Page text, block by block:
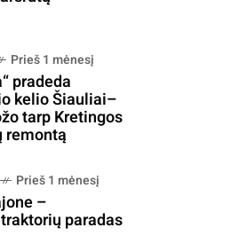
Prieš 1 mėnesį
pradeda
kelio Šiauliai–
tarp Kretingos
remontą
Prieš 1 mėnesį
–
paradas